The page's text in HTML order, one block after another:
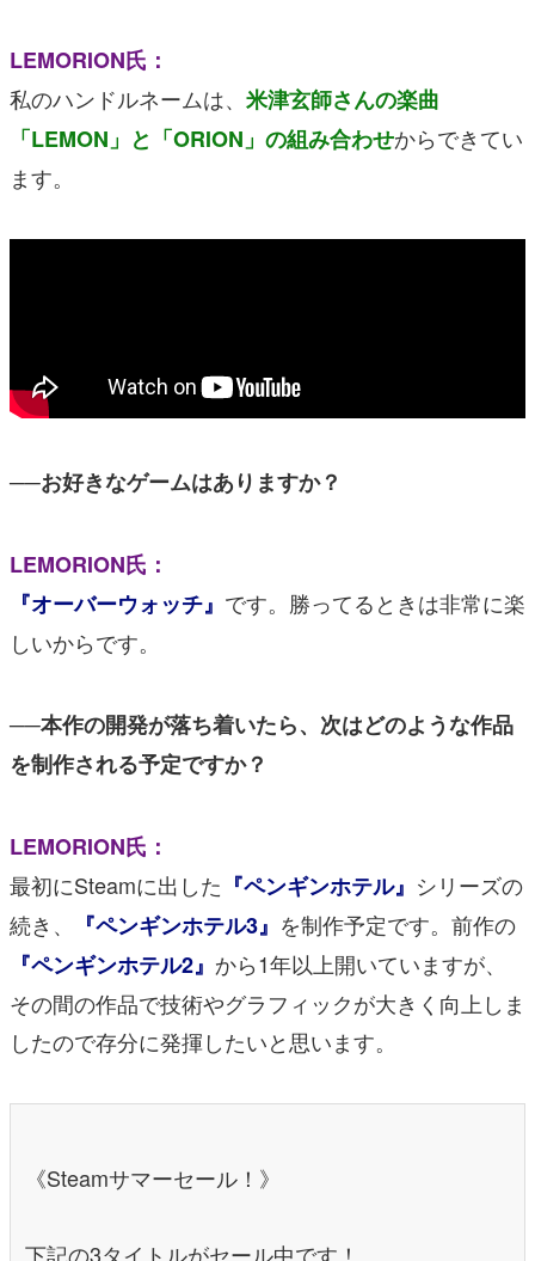
LEMORION氏：
私のハンドルネームは、 米津玄師さんの楽曲
「LEMON」と「ORION」の組み合わせからできてい
ます。
──お好きなゲームはありますか？
LEMORION氏：
『オーバーウォッチ』 です。勝ってるときは非常に楽
しいからです。
──本作の開発が落ち着いたら、次はどのような作品
を制作される予定ですか？
LEMORION氏：
最初にSteamに出した 『ペンギンホテル』 シリーズの
続き、
『ペンギンホテル3』 を制作予定です。前作の
『ペンギンホテル2』 から1年以上開いていますが、
その間の作品で技術やグラフィックが大きく向上しま
したので存分に発揮したいと思います。
《Steamサマーセール！》
下記の3タイトルがセール中です！